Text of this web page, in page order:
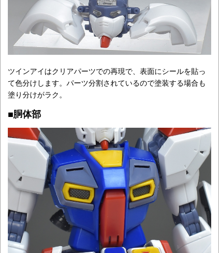
ツインアイはクリアパーツでの再現で、表面にシールを貼っ
て色分けします。パーツ分割されているので塗装する場合も
塗り分けがラク。
■胴体部